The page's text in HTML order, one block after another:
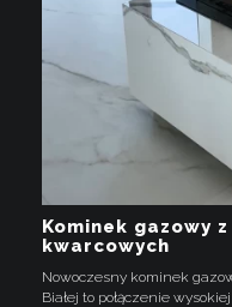
Kominek gazowy
kwarcowych
Nowoczesny kominek
Białej to połączenie